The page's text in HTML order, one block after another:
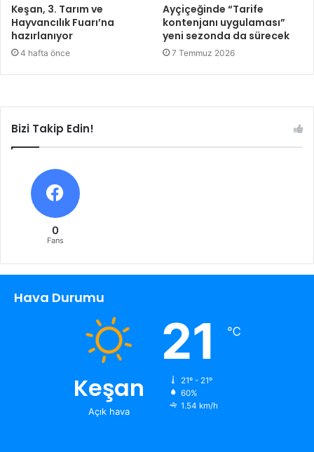
Keşan, 3. Tarım ve
Hayvancılık Fuarı’na
hazırlanıyor
4 hafta önce
Ayçiçeğinde “Tarife
kontenjanı uygulaması”
yeni sezonda da sürecek
7 Temmuz 2026
Bizi Takip Edin!
0
Fans
Hava Durumu
Keşan
Açık hava
21 ℃
21º - 21º
60%
1.54 km/h